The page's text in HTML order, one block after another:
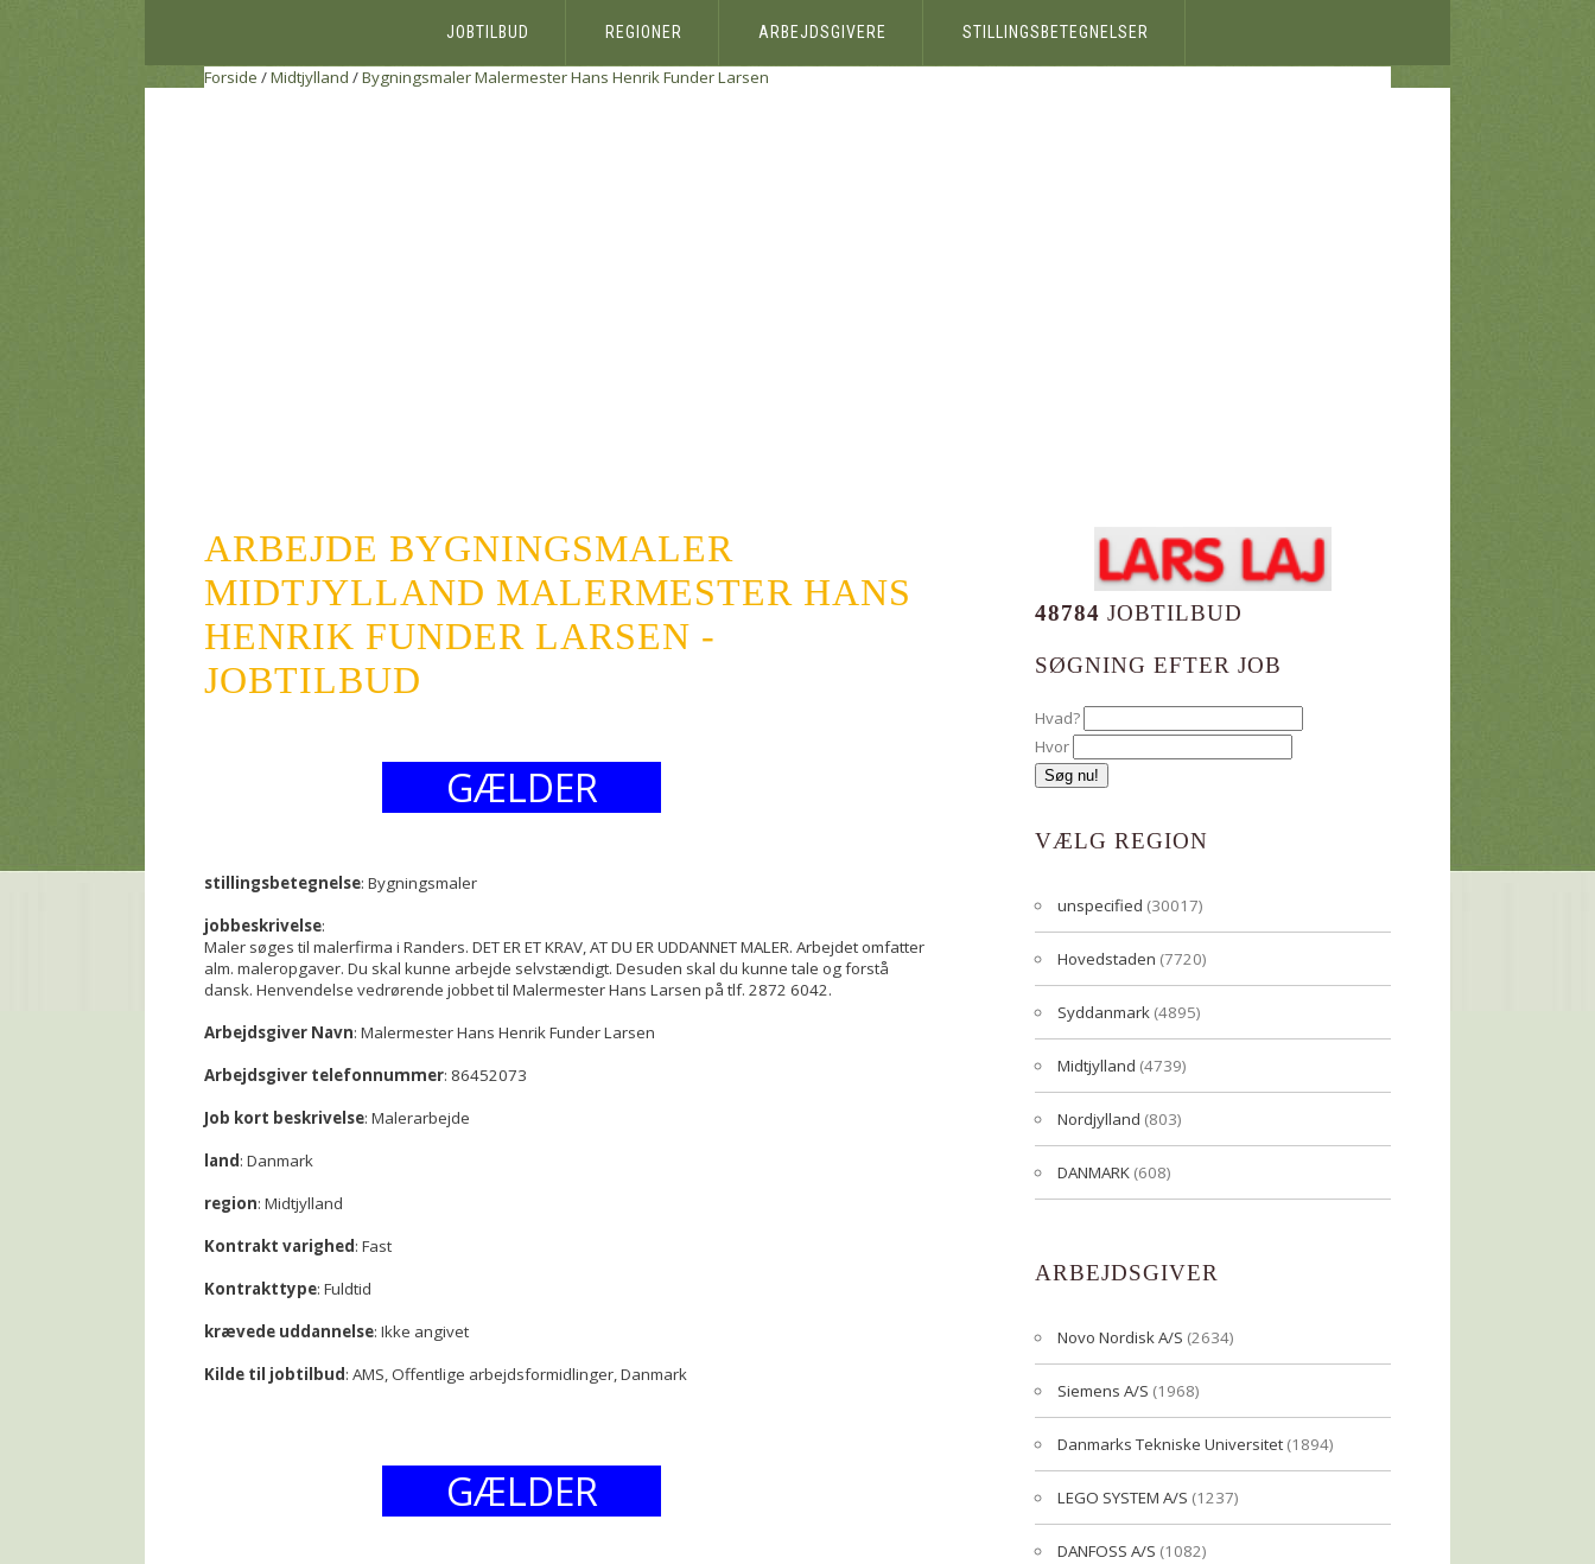
JOBTILBUD REGIONER ARBEJDSGIVERE STILLINGSBETEGNELSER
Forside /Midtjylland /BygningsmalerMalermester Hans Henrik Funder Larsen
ARBEJDE BYGNINGSMALER
MIDTJYLLAND MALERMESTER HANS
HENRIK FUNDER LARSEN -
JOBTILBUD
GÆLDER
stillingsbetegnelse: Bygningsmaler
jobbeskrivelse:
Maler søges til malerfirma i Randers. DET ER ET KRAV, AT DU ER UDDANNET MALER. Arbejdet omfatter
alm. maleropgaver. Du skal kunne arbejde selvstændigt. Desuden skal du kunne tale og forstå
dansk. Henvendelse vedrørende jobbet til Malermester Hans Larsen på tlf. 2872 6042.
Arbejdsgiver Navn: Malermester Hans Henrik Funder Larsen
Arbejdsgiver telefonnummer: 86452073
Job kort beskrivelse: Malerarbejde
land: Danmark
region: Midtjylland
Kontrakt varighed: Fast
Kontrakttype: Fuldtid
krævede uddannelse: Ikke angivet
Kilde til jobtilbud: AMS, Offentlige arbejdsformidlinger, Danmark
GÆLDER
48784 JOBTILBUD
SØGNING EFTER JOB
Hvad?
Hvor
VÆLG REGION
unspecified (30017)
Hovedstaden (7720)
Syddanmark (4895)
Midtjylland (4739)
Nordjylland (803)
DANMARK (608)
ARBEJDSGIVER
Novo Nordisk A/S (2634)
Siemens A/S (1968)
Danmarks Tekniske Universitet (1894)
LEGO SYSTEM A/S (1237)
DANFOSS A/S (1082)